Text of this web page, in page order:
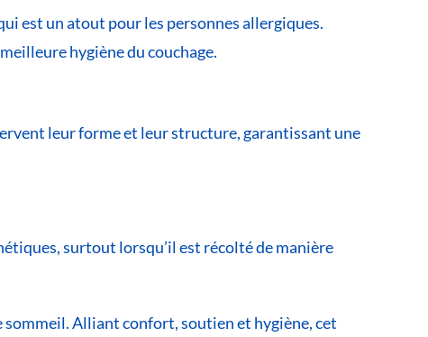
est un atout pour les personnes allergiques.
hygiène du couchage.
leur forme et leur structure, garantissant une
surtout lorsqu’il est récolté de manière
Alliant confort, soutien et hygiène, cet